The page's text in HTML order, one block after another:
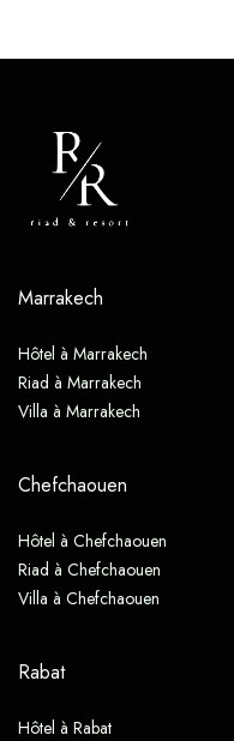
Marrakech
Hôtel à Marrakech
Riad à Marrakech
Villa à Marrakech
Chefchaouen
Hôtel à Chefchaouen
Riad à Chefchaouen
Villa à Chefchaouen
Rabat
Hôtel à Rabat